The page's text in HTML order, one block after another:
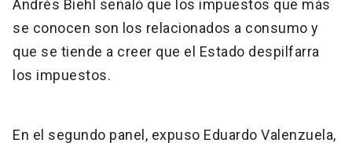
Andrés Biehl señaló que los impuestos que más
se conocen son los relacionados a consumo y
que se tiende a creer que el Estado despilfarra
los impuestos.
En el segundo panel, expuso Eduardo Valenzuela,